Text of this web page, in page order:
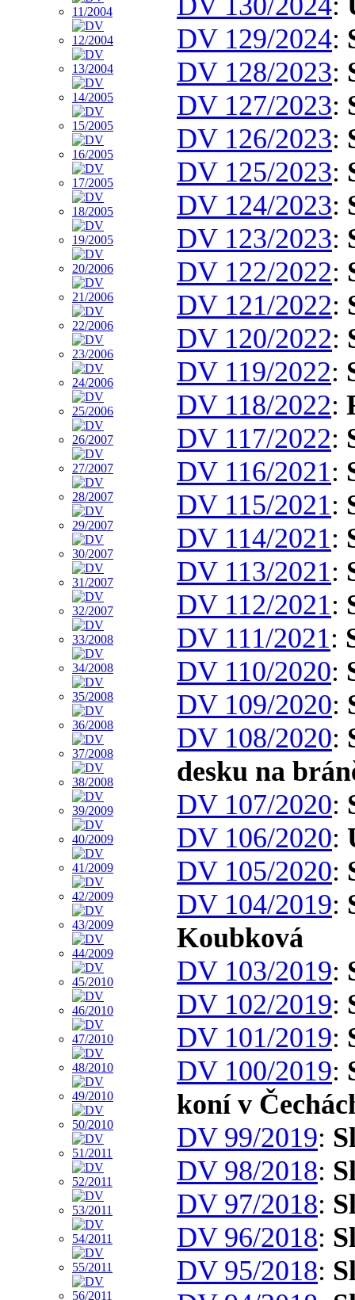
DV 129/2024:
DV 128/2023:
DV 127/2023:
DV 126/2023:
DV 125/2023:
DV 124/2023:
DV 123/2023:
DV 122/2022:
DV 121/2022:
DV 120/2022:
DV 119/2022:
DV 118/2022:
DV 117/2022:
DV 116/2021:
DV 115/2021:
DV 114/2021:
DV 113/2021:
DV 112/2021:
DV 111/2021:
DV 110/2020:
DV 109/2020:
DV 108/2020:
desku na
DV 107/2020:
DV 106/2020:
DV 105/2020:
DV 104/2019:
Koubková
DV 103/2019:
DV 102/2019:
DV 101/2019:
DV 100/2019:
koní v
DV 99/2019:
DV 98/2018:
DV 97/2018:
DV 96/2018:
DV 95/2018: